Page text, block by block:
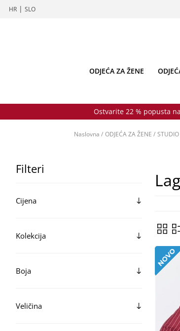
HR | SLO
ODJEĆA ZA ŽENE
Ostvarite 22 % popusta
Naslovna / ODJEĆA ZA ŽENE / STUDIO
Filteri
Cijena
Kolekcija
Boja
Veličina